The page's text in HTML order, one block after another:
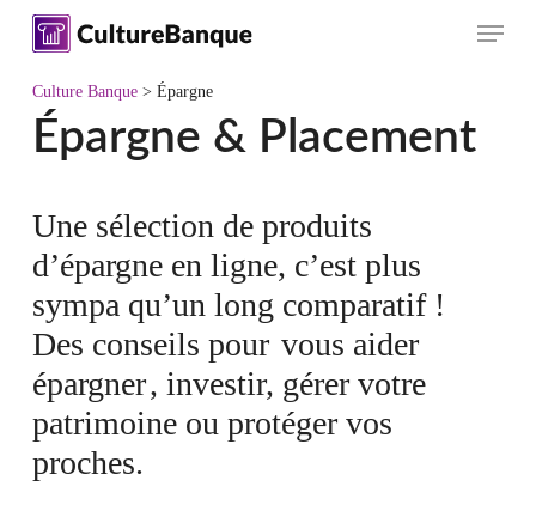
Skip
main
content
Menu
Culture Banque> Épargne
Épargne & Placement
Une sélection de produits
d’épargne en ligne, c’est plus
sympa qu’un long comparatif !
Des conseils pour vous aider
épargner, investir, gérer votre
patrimoine ou protéger vos
proches.